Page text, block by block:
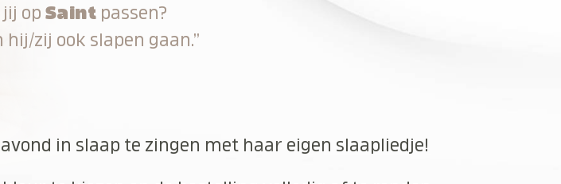
jij op Saint passen?
hij/zij ook slapen gaan.”
in slaap te zingen met haar eigen slaapliedje!